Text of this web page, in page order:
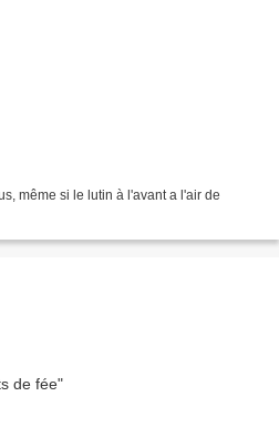
même si le lutin à l'avant a l'air de